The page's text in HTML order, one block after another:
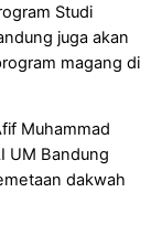
Studi
juga akan
magang di
Muhammad
UM Bandung
dakwah